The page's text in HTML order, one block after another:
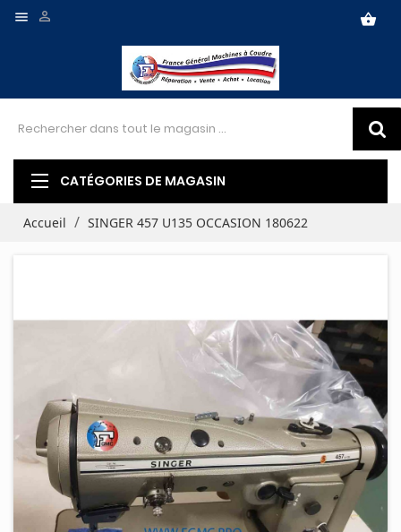
 shopping_basket

CATÉGORIES DE MAGASIN
Accueil SINGER 457 U135 OCCASION 180622